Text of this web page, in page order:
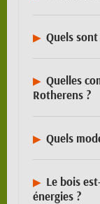
Quels
Quelles
Rotherens ?
Quels
Le bois
énergies ?